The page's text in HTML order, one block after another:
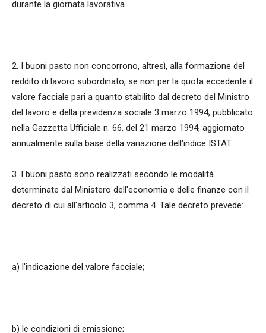
durante la giornata lavorativa.
2. I buoni pasto non concorrono, altresì, alla formazione del
reddito di lavoro subordinato, se non per la quota eccedente il
valore facciale pari a quanto stabilito dal decreto del Ministro
del lavoro e della previdenza sociale 3 marzo 1994, pubblicato
nella Gazzetta Ufficiale n. 66, del 21 marzo 1994, aggiornato
annualmente sulla base della variazione dell'indice ISTAT.
3. I buoni pasto sono realizzati secondo le modalità
determinate dal Ministero dell'economia e delle finanze con il
decreto di cui all'articolo 3, comma 4. Tale decreto prevede:
a) l'indicazione del valore facciale;
b) le condizioni di emissione;